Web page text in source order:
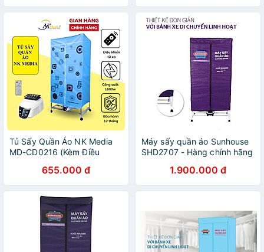
Tủ Sấy Quần Áo NK Media
MD-CD0216 (Kèm Điều
655.000 đ
Máy sấy quần áo Sunhouse
SHD2707 - Hàng chính hãng
1.900.000 đ